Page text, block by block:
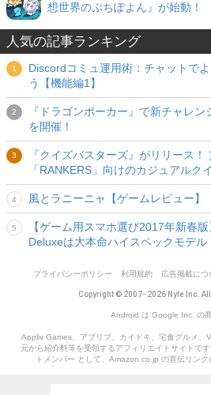
想世界のぷちぽよん』が始動！
人気の記事ランキング
Discordコミュ運用術：チャットで
う【機能編1】
『ドラゴンポーカー』で新チャレン
を開催！
『クイズバスターズ』がリリース
「RANKERS」向けのカジュアルク
風とラニーニャ【ゲームレビュー】
【ゲーム用スマホ選び2017年新春
Deluxeは大本命ハイスペックモデル
プライバシーポリシー 利用規約 広告掲載につ
Copyright © 2007- 2026 Nyle Inc.
Android は Google Inc. の商
Appliv Games、アプリブ、カイドキ、宅食グルメ、
元から紹介料等を受領するアフィリエイトサイトで
トメンバー として、Amazon.co.jp の宣伝リンク